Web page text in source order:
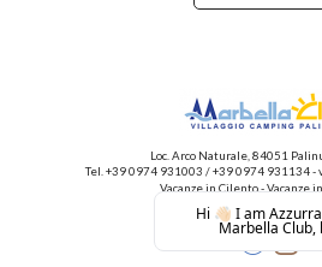
Loc. Arco Naturale, 84051
Tel. +39 0974 931003 /+39 0974 931134-
Vacanze in Cilento-Vacanze